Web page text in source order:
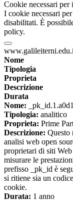
Cookie necessari
I cookie necessari
disabilitati. È
policy.
Nome
Tipologia
Proprieta
Descrizione
Durata
Nome: _pk_id.1.a0d1
Tipologia: analitico
Proprieta: Prime
Descrizione: Questo
analisi web open
proprietari di siti
misurare le
prefisso _pk_id è
si ritiene sia un
cookie.
Durata: 1 anno